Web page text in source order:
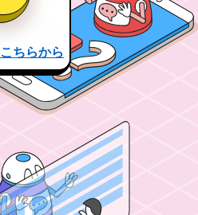
こちらから